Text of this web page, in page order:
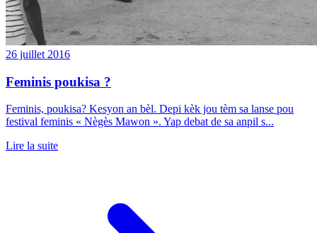
26 juillet 2016
Feminis poukisa ?
Feminis, poukisa? Kesyon an bèl. Depi kèk jou tèm sa lanse pou
festival feminis « Nègès Mawon ». Yap debat de sa anpil s...
Lire la suite